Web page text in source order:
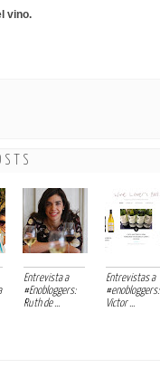
vino.
Entrevista a
#Enobloggers:
Ruth de ...
Entrevistas a
#enobloggers:
Victor ...